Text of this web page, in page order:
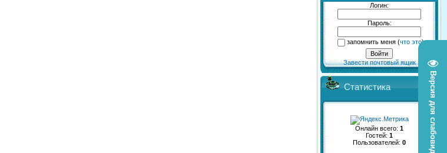
Версия для слабовидящих
Логин:
Пароль:
запомнить меня(что это)
Завести почтовый ящик
Статистика
Онлайн всего: 1
Гостей: 1
Пользователей: 0